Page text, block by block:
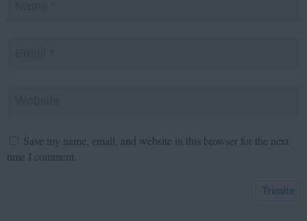
Save my name, email, and website in this browser for the next
time I comment.